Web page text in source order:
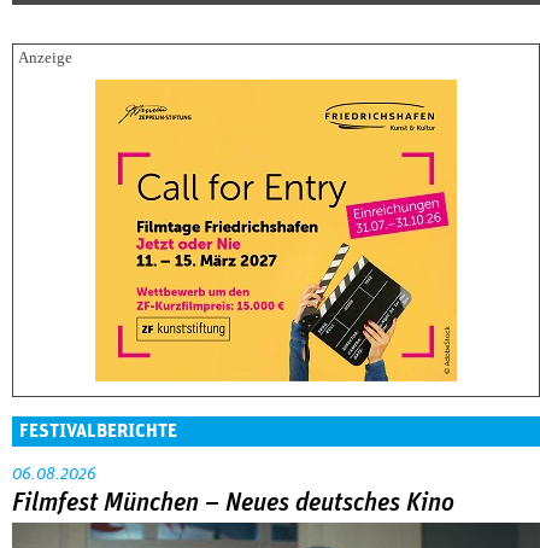
FESTIVALBERICHTE
06.08.2026
Filmfest München – Neues deutsches Kino